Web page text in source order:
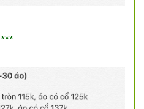
***